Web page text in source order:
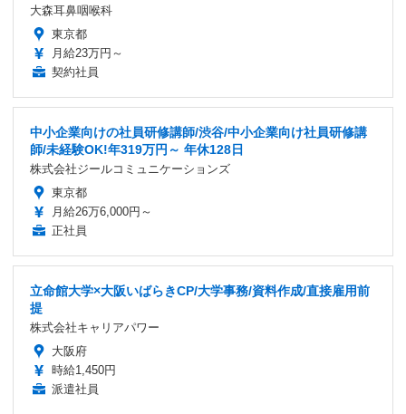
大森耳鼻咽喉科
東京都
月給23万円～
契約社員
中小企業向けの社員研修講師/渋谷/中小企業向け社員研修講
師/未経験OK!年319万円～ 年休128日
株式会社ジールコミュニケーションズ
東京都
月給26万6,000円～
正社員
立命館大学×大阪いばらきCP/大学事務/資料作成/直接雇用前
提
株式会社キャリアパワー
大阪府
時給1,450円
派遣社員